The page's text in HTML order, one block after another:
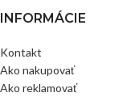
INFORMÁCIE
Kontakt
Ako nakupovať
Ako reklamovať